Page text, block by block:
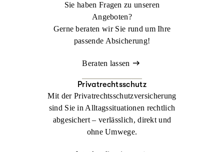
Sie haben Fragen zu unseren
Angeboten?
Gerne beraten wir Sie rund um Ihre
passende Absicherung!
Beraten lassen
Privatrechtsschutz
Mit der Privatrechtsschutzversicherung
sind Sie in Alltagssituationen rechtlich
abgesichert – verlässlich, direkt und
ohne Umwege.